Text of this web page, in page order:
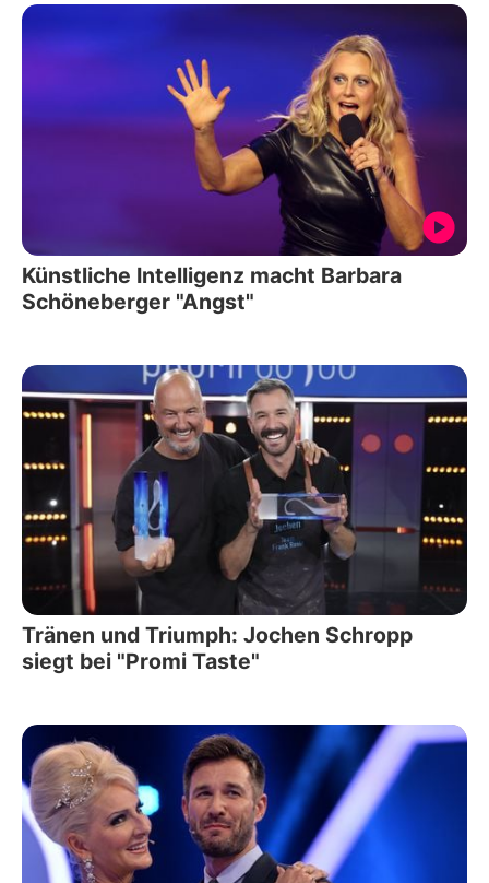
Künstliche Intelligenz macht Barbara
Schöneberger "Angst"
Tränen und Triumph: Jochen Schropp
siegt bei "Promi Taste"